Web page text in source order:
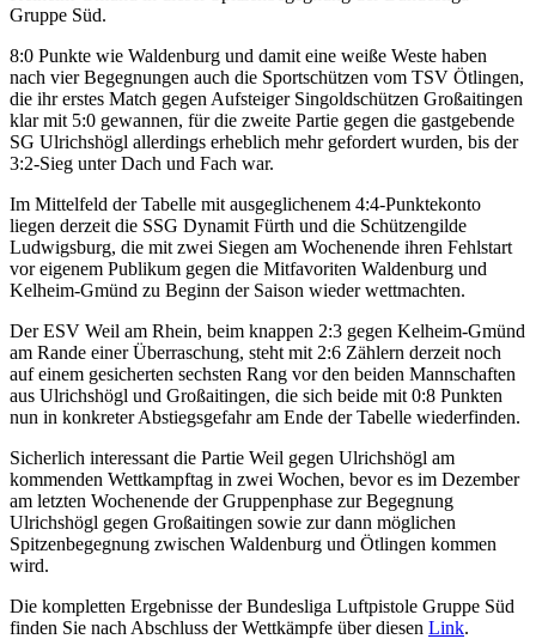
Gruppe Süd.
8:0 Punkte wie Waldenburg und damit eine weiße Weste haben
nach vier Begegnungen auch die Sportschützen vom TSV Ötlingen,
die ihr erstes Match gegen Aufsteiger Singoldschützen Großaitingen
klar mit 5:0 gewannen, für die zweite Partie gegen die gastgebende
SG Ulrichshögl allerdings erheblich mehr gefordert wurden, bis der
3:2-Sieg unter Dach und Fach war.
Im Mittelfeld der Tabelle mit ausgeglichenem 4:4-Punktekonto
liegen derzeit die SSG Dynamit Fürth und die Schützengilde
Ludwigsburg, die mit zwei Siegen am Wochenende ihren Fehlstart
vor eigenem Publikum gegen die Mitfavoriten Waldenburg und
Kelheim-Gmünd zu Beginn der Saison wieder wettmachten.
Der ESV Weil am Rhein, beim knappen 2:3 gegen Kelheim-Gmünd
am Rande einer Überraschung, steht mit 2:6 Zählern derzeit noch
auf einem gesicherten sechsten Rang vor den beiden Mannschaften
aus Ulrichshögl und Großaitingen, die sich beide mit 0:8 Punkten
nun in konkreter Abstiegsgefahr am Ende der Tabelle wiederfinden.
Sicherlich interessant die Partie Weil gegen Ulrichshögl am
kommenden Wettkampftag in zwei Wochen, bevor es im Dezember
am letzten Wochenende der Gruppenphase zur Begegnung
Ulrichshögl gegen Großaitingen sowie zur dann möglichen
Spitzenbegegnung zwischen Waldenburg und Ötlingen kommen
wird.
Die kompletten Ergebnisse der Bundesliga Luftpistole Gruppe Süd
finden Sie nach Abschluss der Wettkämpfe über diesen Link.